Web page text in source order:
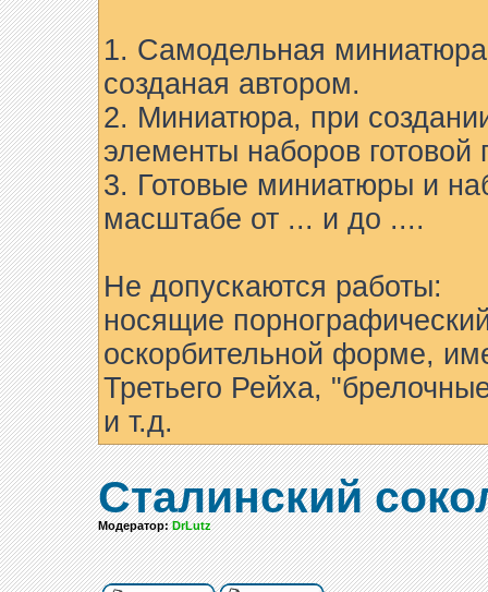
1. Самодельная
созданая автором.
2. Миниатюра, при
элементы наборов готовой
3. Готовые миниатюры и
масштабе от ... и до ....
Не допускаются работы:
носящие
оскорбительной форме,
Третьего Рейха,
и т.д.
Сталинский
Модератор:DrLutz